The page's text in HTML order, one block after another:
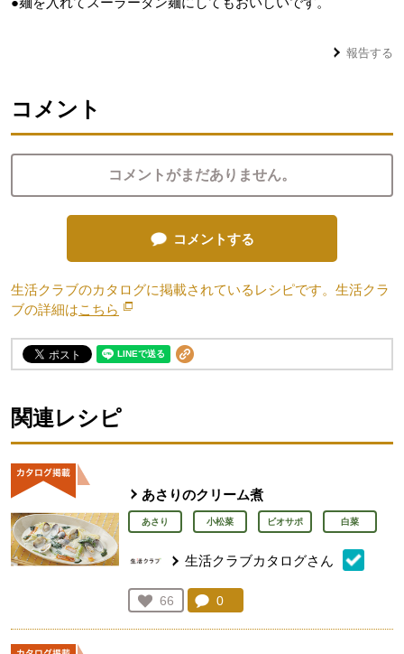
報告する
コメント
コメントがまだありません。
コメントする
生活クラブのカタログに掲載されているレシピです。生活クラ
ブの詳細はこちら 別のウィンドウで開きます。
関連レシピ
あさりのクリーム煮
あさり 小松菜 ビオサポ 白菜
生活クラブカタログさん
お気に入り登録：
66
人が登録
コメント：
0